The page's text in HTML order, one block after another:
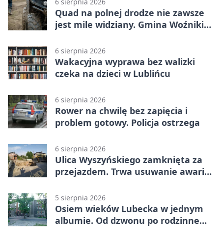
Quad na polnej drodze nie zawsze
jest mile widziany. Gmina Woźniki
6 sierpnia 2026
Wakacyjna wyprawa bez walizki
czeka na dzieci w Lublińcu
6 sierpnia 2026
Rower na chwilę bez zapięcia i
problem gotowy. Policja ostrzega
6 sierpnia 2026
Ulica Wyszyńskiego zamknięta za
przejazdem. Trwa usuwanie awarii
5 sierpnia 2026
Osiem wieków Lubecka w jednym
albumie. Od dzwonu po rodzinne